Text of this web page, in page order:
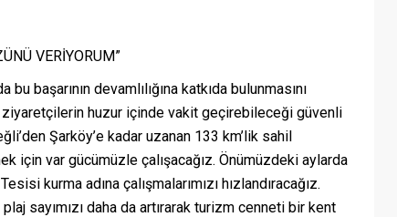
VERİYORUM”
başarının devamlılığına katkıda bulunmasını
ziyaretçilerin huzur içinde vakit geçirebileceği güvenli
Şarköy’e kadar uzanan 133 km’lik sahil
için var gücümüzle çalışacağız. Önümüzdeki aylarda
kurma adına çalışmalarımızı hızlandıracağız.
sayımızı daha da artırarak turizm cenneti bir kent